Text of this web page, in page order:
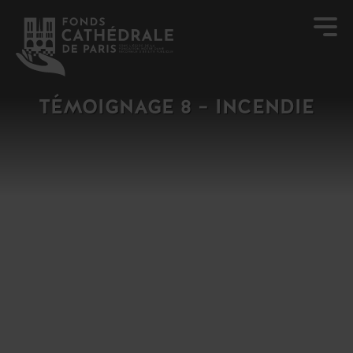
TÉMOIGNAGE 8 – INCENDIE